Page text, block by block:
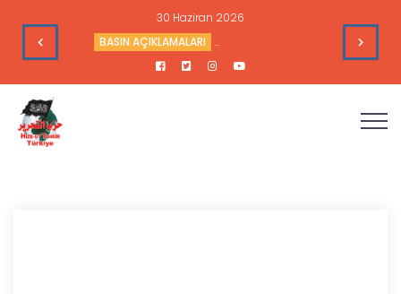
28 Haziran 2026
Çıkarlarına Hizmet Ediyor
SİYASİ ANALİZLER Sudan’daki Durum ve Amerika’nın